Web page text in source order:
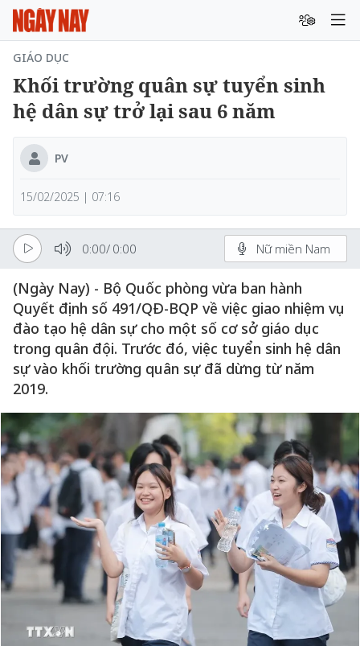
GIÁO DỤC
Khối trường quân sự tuyển sinh
hệ dân sự trở lại sau 6 năm
PV
15/02/2025 | 07:16
0:00/ 0:00 Nữ miền Nam
(Ngày Nay) - Bộ Quốc phòng vừa ban hành
Quyết định số 491/QĐ-BQP về việc giao nhiệm vụ
đào tạo hệ dân sự cho một số cơ sở giáo dục
trong quân đội. Trước đó, việc tuyển sinh hệ dân
sự vào khối trường quân sự đã dừng từ năm
2019.